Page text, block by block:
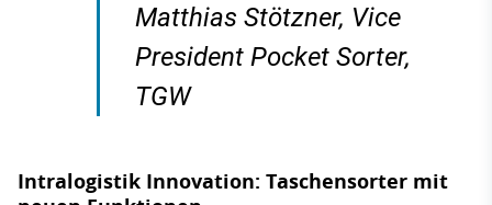
Matthias Stötzner, Vice
President Pocket Sorter,
TGW
Intralogistik Innovation: Taschensorter mit